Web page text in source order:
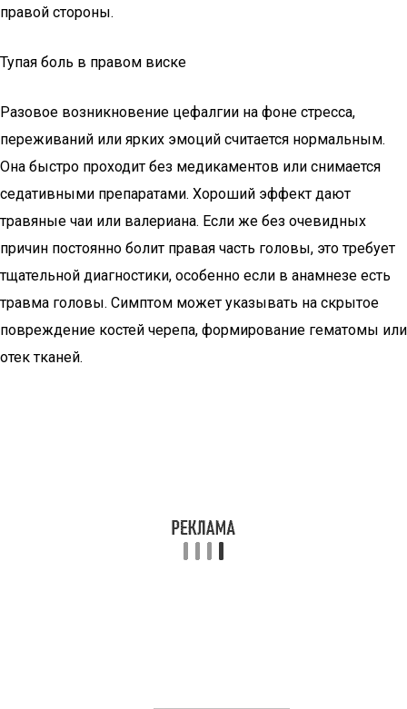
правой стороны.
Тупая боль в правом виске
Разовое возникновение цефалгии на фоне стресса,
переживаний или ярких эмоций считается нормальным.
Она быстро проходит без медикаментов или снимается
седативными препаратами. Хороший эффект дают
травяные чаи или валериана. Если же без очевидных
причин постоянно болит правая часть головы, это требует
тщательной диагностики, особенно если в анамнезе есть
травма головы. Симптом может указывать на скрытое
повреждение костей черепа, формирование гематомы или
отек тканей.